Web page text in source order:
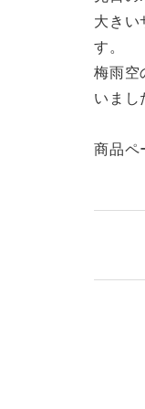
大きい
す。
梅雨空
いまし
商品ペ